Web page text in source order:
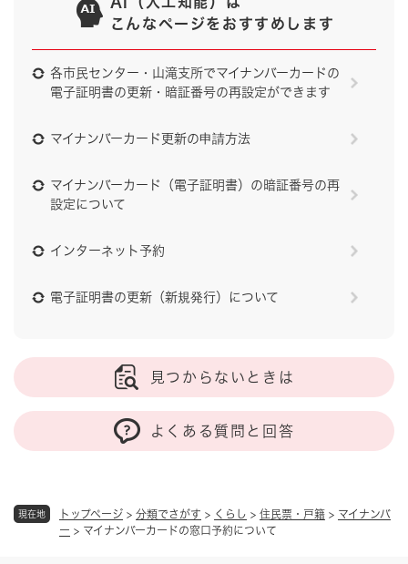
現在地 トップページ > 分類でさがす > くらし > 住民票・戸籍 > マイナンバ
ー > マイナンバーカードの窓口予約について
こんなページをおすすめします
各市民センター・山滝支所でマイナンバーカードの
電子証明書の更新・暗証番号の再設定ができます
マイナンバーカード更新の申請方法
マイナンバーカード（電子証明書）の暗証番号の再
設定について
インターネット予約
電子証明書の更新（新規発行）について
見つからないときは
よくある質問と回答